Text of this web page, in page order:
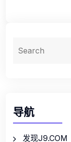
导航
发现J9.COM